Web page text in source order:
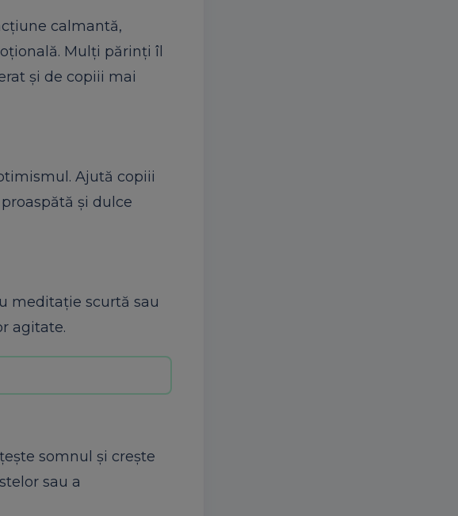
calmantă,
Mulți părinți îl
și de copiii mai
Ajută copiii
și dulce
meditație scurtă sau
agitate.
somnul și crește
sau a